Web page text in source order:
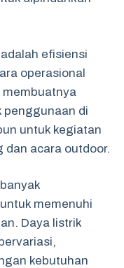
efisiensi
operasional
penggunaan di
untuk kegiatan
dan acara outdoor.
memenuhi
Daya listrik
kebutuhan